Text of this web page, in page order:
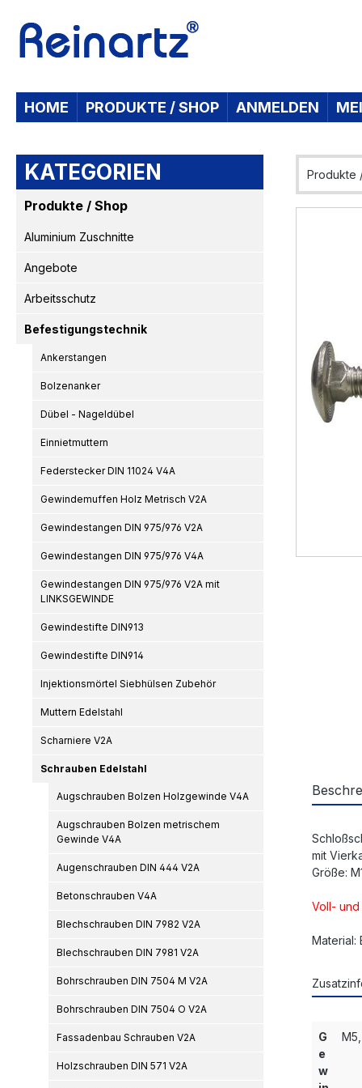
HOME PRODUKTE / SHOP ANMELDEN
KATEGORIEN
Produkte / Shop
Aluminium Zuschnitte
Angebote
Arbeitsschutz
Befestigungstechnik
Ankerstangen
Bolzenanker
Dübel - Nageldübel
Einnietmuttern
Federstecker DIN 11024 V4A
Gewindemuffen Holz Metrisch V2A
Gewindestangen DIN 975/976 V2A
Gewindestangen DIN 975/976 V4A
Gewindestangen DIN 975/976 V2A mit
LINKSGEWINDE
Gewindestifte DIN913
Gewindestifte DIN914
Injektionsmörtel Siebhülsen Zubehör
Muttern Edelstahl
Scharniere V2A
Schrauben Edelstahl
Augschrauben Bolzen Holzgewinde V4A
Augschrauben Bolzen metrischem
Gewinde V4A
Augenschrauben DIN 444 V2A
Betonschrauben V4A
Blechschrauben DIN 7982 V2A
Blechschrauben DIN 7981 V2A
Bohrschrauben DIN 7504 M V2A
Bohrschrauben DIN 7504 O V2A
Fassadenbau Schrauben V2A
Holzschrauben DIN 571 V2A
Produkte
mit
Größe:
Voll-
Material:
G
e
w